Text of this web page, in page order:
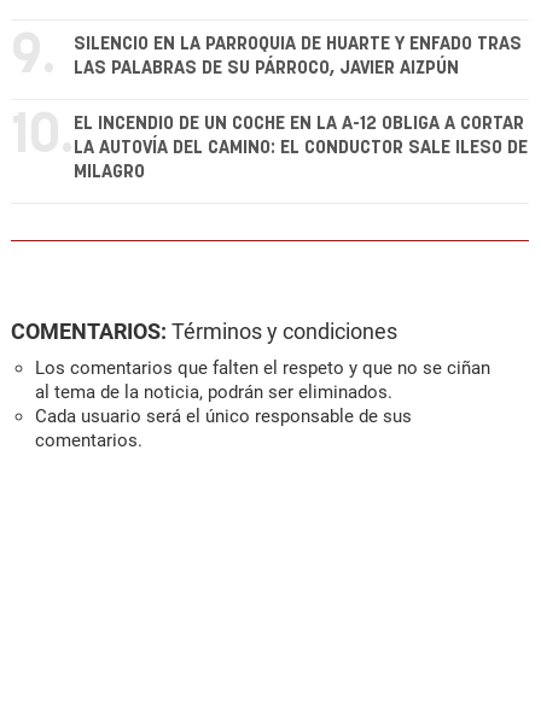
9.
SILENCIO EN LA PARROQUIA DE HUARTE Y ENFADO TRAS
LAS PALABRAS DE SU PÁRROCO, JAVIER AIZPÚN
10. EL INCENDIO DE UN COCHE EN LA A-12 OBLIGA A CORTAR
LA AUTOVÍA DEL CAMINO: EL CONDUCTOR SALE ILESO DE
MILAGRO
COMENTARIOS: Términos y condiciones
Los comentarios que falten el respeto y que no se ciñan
al tema de la noticia, podrán ser eliminados.
Cada usuario será el único responsable de sus
comentarios.